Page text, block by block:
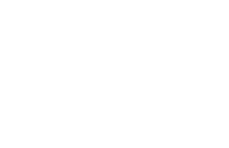
комплекс
Общая
современный
сочетающий